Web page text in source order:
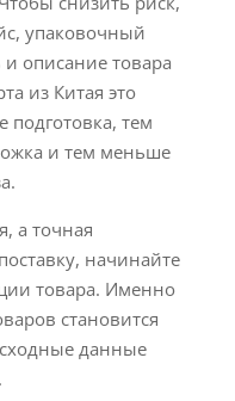
упаковочный
описание товара
из Китая это
подготовка, тем
и тем меньше
а точная
начинайте
товара. Именно
становится
данные